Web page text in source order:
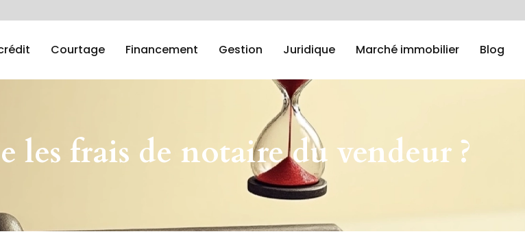
Courtage Financement Gestion Juridique Marché immobilier Blog
frais de notaire du vendeur ?